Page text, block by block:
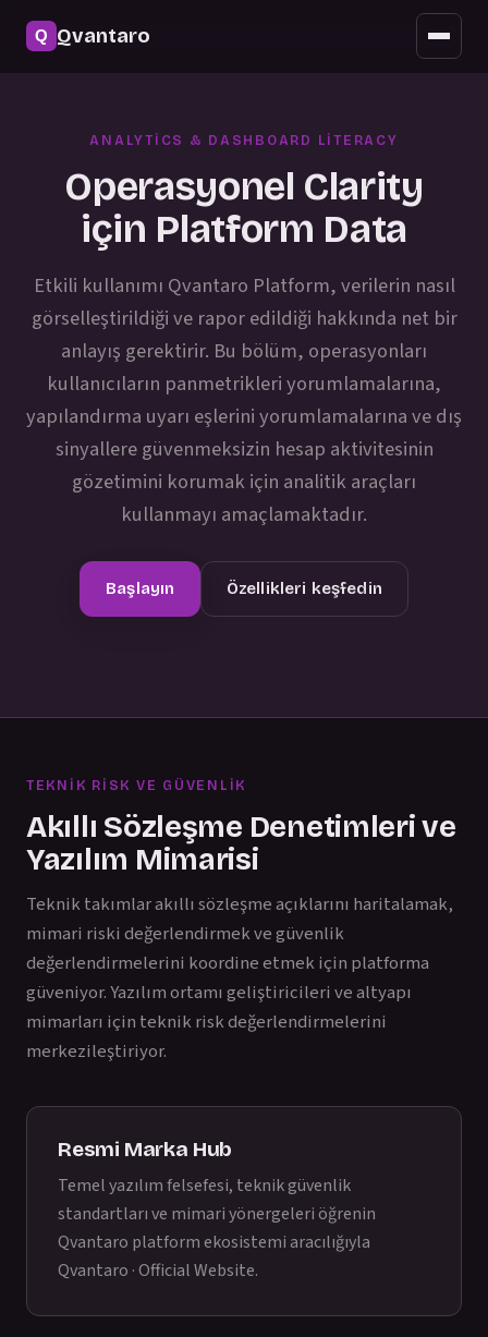
Qvantaro
Mobil erişim
ANALYTICS & DASHBOARD LITERACY
Operasyonel Clarity
için Platform Data
Etkili kullanımı Qvantaro Platform, verilerin nasıl
görselleştirildiği ve rapor edildiği hakkında net bir
anlayış gerektirir. Bu bölüm, operasyonları
kullanıcıların panmetrikleri yorumlamalarına,
yapılandırma uyarı eşlerini yorumlamalarına ve dış
sinyallere güvenmeksizin hesap aktivitesinin
gözetimini korumak için analitik araçları
kullanmayı amaçlamaktadır.
Başlayın Özellikleri keşfedin
TEKNIK RISK VE GÜVENLIK
Akıllı Sözleşme Denetimleri ve
Yazılım Mimarisi
Teknik takımlar akıllı sözleşme açıklarını haritalamak,
mimari riski değerlendirmek ve güvenlik
değerlendirmelerini koordine etmek için platforma
güveniyor. Yazılım ortamı geliştiricileri ve altyapı
mimarları için teknik risk değerlendirmelerini
merkezileştiriyor.
Resmi Marka Hub
Temel yazılım felsefesi, teknik güvenlik
standartları ve mimari yönergeleri öğrenin
Qvantaro platform ekosistemi aracılığıyla
Qvantaro · Official Website.